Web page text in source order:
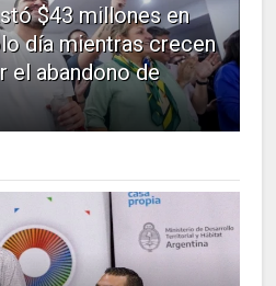
$43 millones en
día mientras crecen
el abandono de